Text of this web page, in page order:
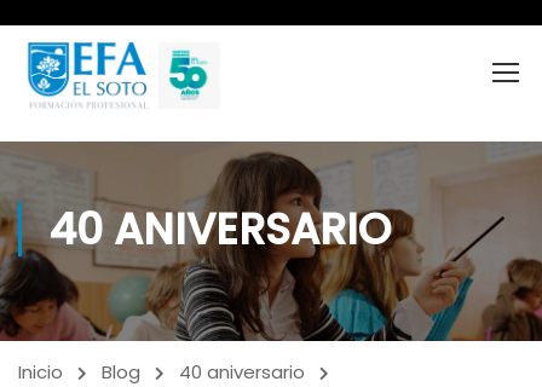
40 ANIVERSARIO
Inicio Blog
40 aniversario